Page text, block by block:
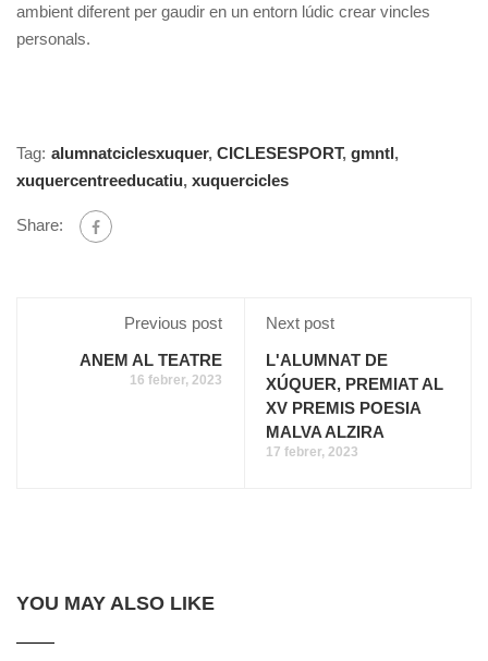
ambient diferent per gaudir en un entorn lúdic crear vincles
personals.
Tag: alumnatciclesxuquer, CICLESESPORT, gmntl,
xuquercentreeducatiu, xuquercicles
Share:
Previous post
ANEM AL TEATRE
16 febrer, 2023
Next post
L'ALUMNAT DE
XÚQUER, PREMIAT AL
XV PREMIS POESIA
MALVA ALZIRA
17 febrer, 2023
YOU MAY ALSO LIKE